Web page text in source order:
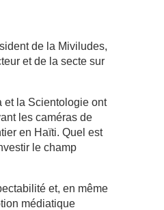
de la Miviludes,
et de la secte sur
et la Scientologie ont
les caméras de
en Haïti. Quel est
le champ
et, en même
médiatique